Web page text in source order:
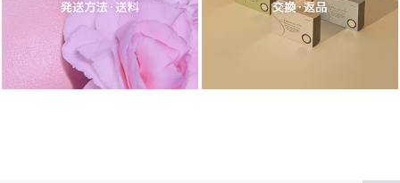
ハロウィンカラコン
ケア用品